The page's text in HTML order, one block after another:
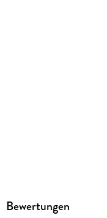
Bewertungen